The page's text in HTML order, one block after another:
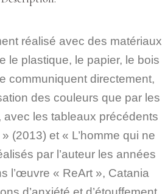
réalisé avec des matériaux
le plastique, le papier, le bois
communiquent directement,
des couleurs que par les
avec les tableaux précédents
(2013) et « L’homme qui ne
par l’auteur les années
l’œuvre « ReArt », Catania